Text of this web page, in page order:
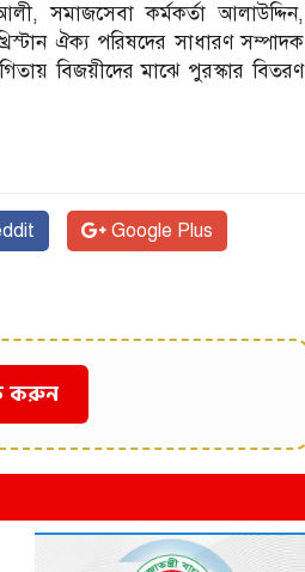
সমাজসেবা কর্মকর্তা আলাউদ্দিন,
ঐক্য পরিষদের সাধারণ সম্পাদক
বিজয়ীদের মাঝে পুরস্কার বিতরণ
Google Plus
করুন